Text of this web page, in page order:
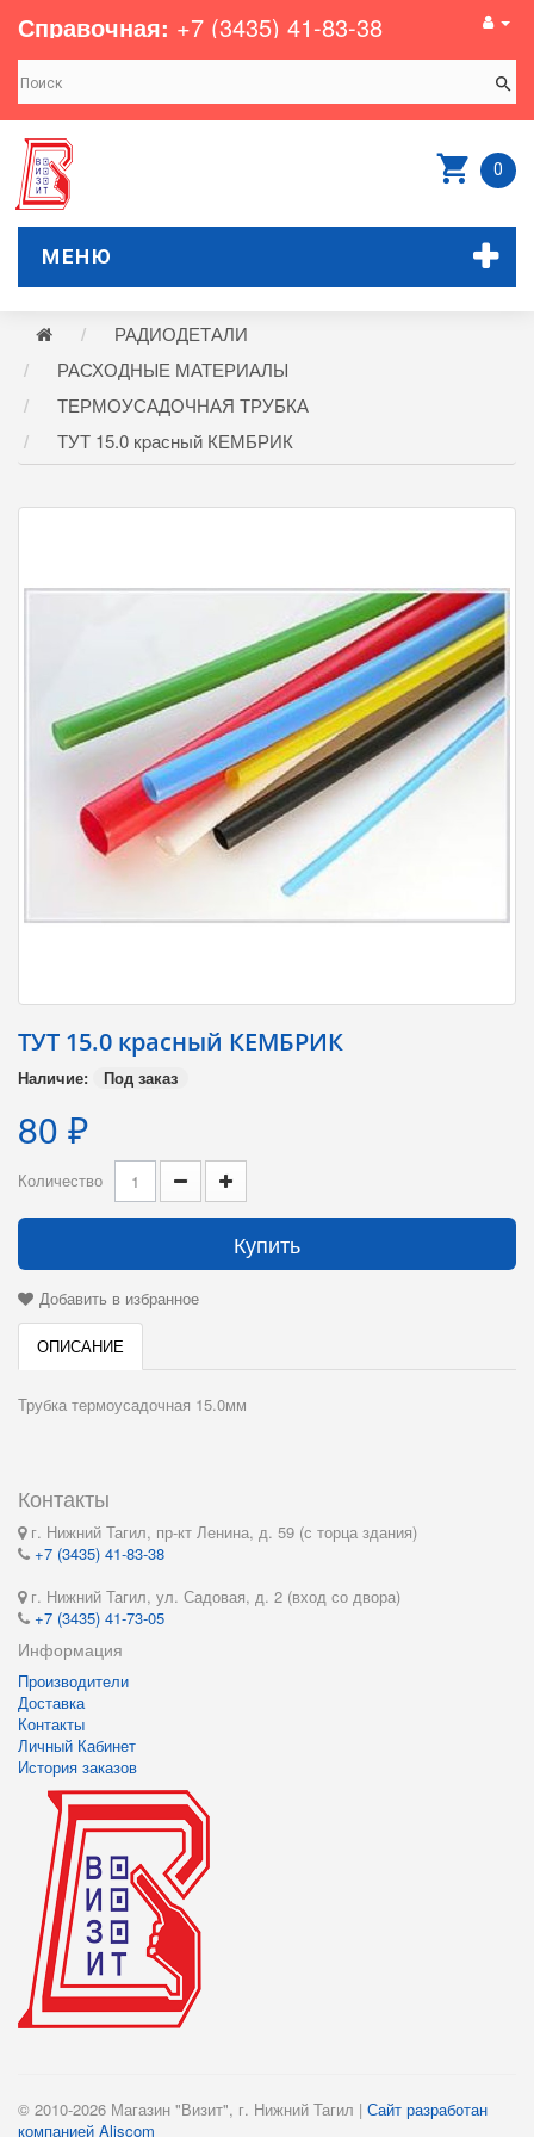
Справочная: +7 (3435) 41-83-38
0
МЕНЮ
РАДИОДЕТАЛИ
РАСХОДНЫЕ МАТЕРИАЛЫ
ТЕРМОУСАДОЧНАЯ ТРУБКА
ТУТ 15.0 кpасный КЕМБРИК
ТУТ 15.0 кpасный КЕМБРИК
Наличие: Под заказ
80 ₽
Количество
Купить
Добавить в избранное
ОПИСАНИЕ
Трубка термоусадочная 15.0мм
Контакты
г. Нижний Тагил, пр-кт Ленина, д. 59 (с торца здания)
+7 (3435) 41-83-38
г. Нижний Тагил, ул. Садовая, д. 2 (вход со двора)
+7 (3435) 41-73-05
Информация
Производители
Доставка
Контакты
Личный Кабинет
История заказов
© 2010-2026 Магазин "Визит", г. Нижний Тагил | Сайт разработан
компанией Aliscom